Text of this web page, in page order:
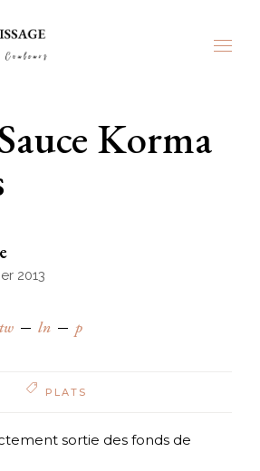
Korma
2013
tw ln p
PLATS
sortie des fonds de